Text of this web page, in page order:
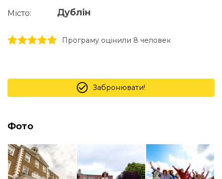
Місто: Дублін
5 stars
4 stars
3 stars
2 stars
1 stars Програму оцінили 8 человек
Забронювати!
Фото